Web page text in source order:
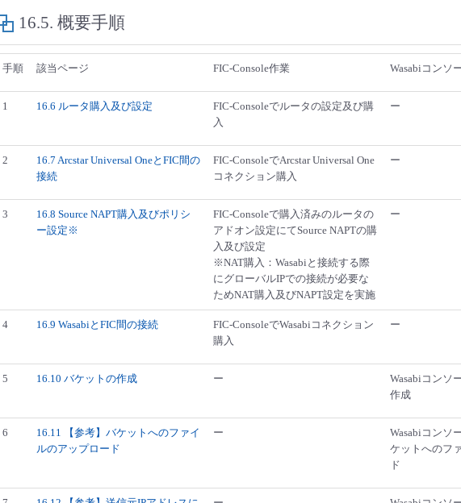
16.5. 概要手順
手順 該当ページ FIC-Console作業 Wasabiコンソ
1 16.6 ルータ購入及び設定
FIC-Consoleでルータの設定及び購
入
ー
2
16.7 Arcstar Universal OneとFIC間の
接続
FIC-ConsoleでArcstar Universal One
コネクション購入
ー
3
16.8 Source NAPT購入及びポリシ
ー設定※
FIC-Consoleで購入済みのルータの
アドオン設定にてSource NAPTの購
入及び設定
※NAT購入：Wasabiと接続する際
にグローバルIPでの接続が必要な
ためNAT購入及びNAPT設定を実施
ー
4 16.9 WasabiとFIC間の接続
FIC-ConsoleでWasabiコネクション
購入
ー
5 16.10 バケットの作成 ー
Wasabiコンソ
作成
6
16.11 【参考】バケットへのファイ
ルのアップロード
ー
Wasabiコンソ
ケットへのフ
ド